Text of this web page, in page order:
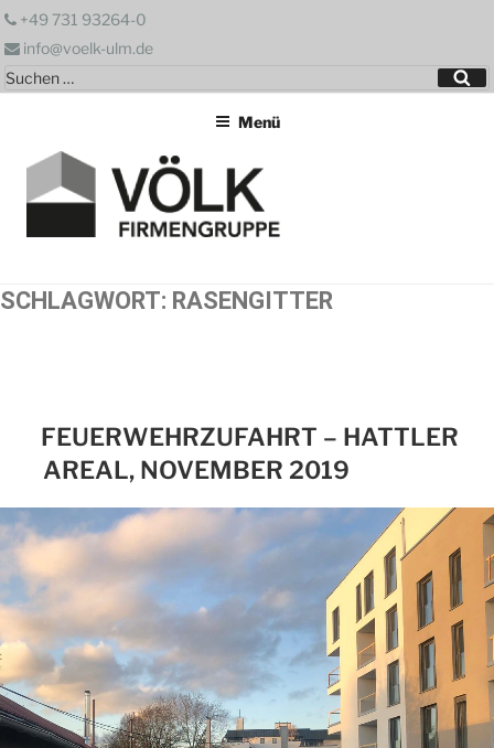
Zum
springen
+49 731 93264-0
info@voelk-ulm.de
Suchen
nach:
Menü
SCHLAGWORT: RASENGITTER
FEUERWEHRZUFAHRT – HATTLER
AREAL, NOVEMBER 2019